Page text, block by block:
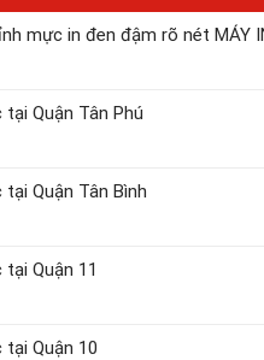
mực in đen đậm rõ nét MÁY
tại Quận Tân Phú
tại Quận Tân Bình
Quận 11
tại Quận 10